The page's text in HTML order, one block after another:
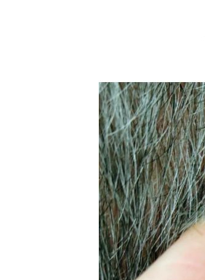
ອິດສະຫຼະພາບດ້ານການຂ່າວ
ວິທະຍາສາດ-ເທັກໂນໂລຈີ